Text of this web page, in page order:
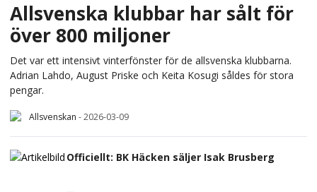
Allsvenska klubbar har sålt för
över 800 miljoner
Det var ett intensivt vinterfönster för de allsvenska klubbarna.
Adrian Lahdo, August Priske och Keita Kosugi såldes för stora
pengar.
Allsvenskan -2026-03-09
Officiellt: BK Häcken säljer Isak Brusberg